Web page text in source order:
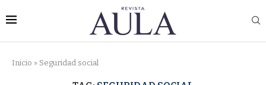
Inicio » Seguridad social